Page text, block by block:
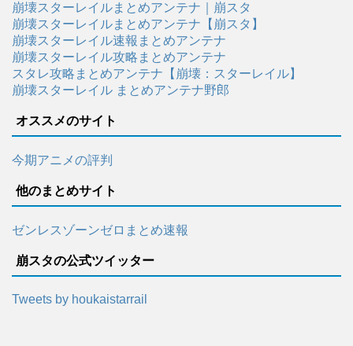
崩壊スターレイルまとめアンテナ｜崩スタ
崩壊スターレイルまとめアンテナ【崩スタ】
崩壊スターレイル速報まとめアンテナ
崩壊スターレイル攻略まとめアンテナ
スタレ攻略まとめアンテナ【崩壊：スターレイル】
崩壊スターレイル まとめアンテナ野郎
オススメのサイト
今期アニメの評判
他のまとめサイト
ゼンレスゾーンゼロまとめ速報
崩スタの公式ツイッター
Tweets by houkaistarrail